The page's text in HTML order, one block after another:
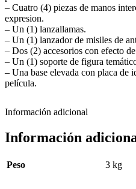
– Cuatro (4) piezas de manos
expresion.
– Un (1) lanzallamas.
– Un (1) lanzador de misiles de
– Dos (2) accesorios con efecto
– Un (1) soporte de figura
– Una base elevada con placa de
película.
Información adicional
Información
Peso 3 kg